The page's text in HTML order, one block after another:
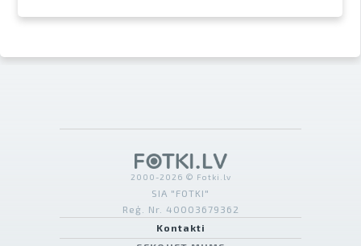
2000-2026 © Fotki.lv
SIA "FOTKI"
Reģ. Nr. 40003679362
Kontakti